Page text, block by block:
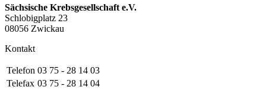
Sächsische Krebsgesellschaft e.V.
Schlobigplatz 23
08056 Zwickau
Kontakt
Telefon 03 75 - 28 14 03
Telefax 03 75 - 28 14 04